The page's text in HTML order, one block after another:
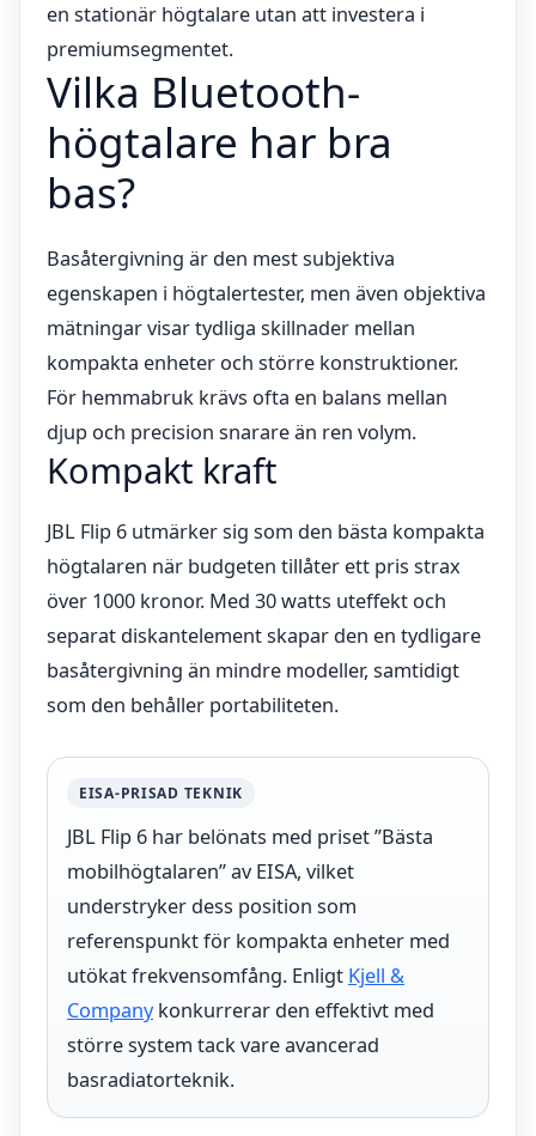
en stationär högtalare utan att investera i
premiumsegmentet.
Vilka Bluetooth-
högtalare har bra
bas?
Basåtergivning är den mest subjektiva
egenskapen i högtalertester, men även objektiva
mätningar visar tydliga skillnader mellan
kompakta enheter och större konstruktioner.
För hemmabruk krävs ofta en balans mellan
djup och precision snarare än ren volym.
Kompakt kraft
JBL Flip 6 utmärker sig som den bästa kompakta
högtalaren när budgeten tillåter ett pris strax
över 1000 kronor. Med 30 watts uteffekt och
separat diskantelement skapar den en tydligare
basåtergivning än mindre modeller, samtidigt
som den behåller portabiliteten.
EISA-PRISAD TEKNIK
JBL Flip 6 har belönats med priset ”Bästa
mobilhögtalaren” av EISA, vilket
understryker dess position som
referenspunkt för kompakta enheter med
utökat frekvensomfång. Enligt Kjell &
Companykonkurrerar den effektivt med
större system tack vare avancerad
basradiatorteknik.